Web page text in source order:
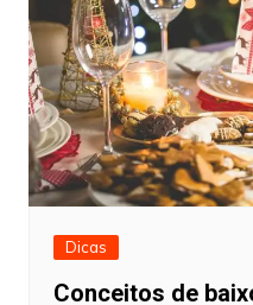
Dicas
Conceitos de